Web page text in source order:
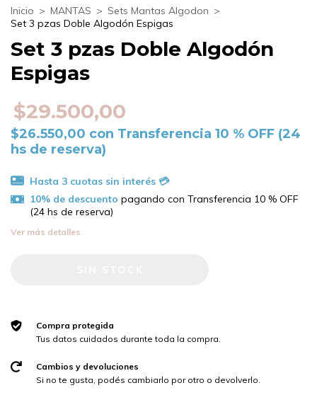
Inicio > MANTAS > Sets Mantas Algodon >
Set 3 pzas Doble Algodón Espigas
Set 3 pzas Doble Algodón
Espigas
$29.500,00
$26.550,00 con Transferencia 10 % OFF (24
hs de reserva)
10% de descuento pagando con Transferencia 10 % OFF
(24 hs de reserva)
Ver más detalles
Compra protegida
Tus datos cuidados durante toda la compra.
Cambios y devoluciones
Si no te gusta, podés cambiarlo por otro o devolverlo.